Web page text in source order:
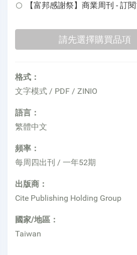
【富邦感謝祭】商業周刊 - 訂
格式：
文字模式 / PDF / ZINIO
語言：
繁體中文
頻率：
每周四出刊 / 一年52期
出版商：
Cite Publishing Holding Group
國家/地區：
Taiwan